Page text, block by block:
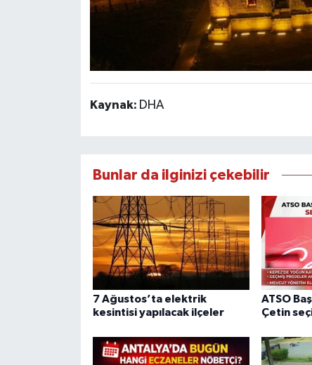
Kaynak: DHA
Bunlar da ilginizi çekebilir
7 Ağustos’ta elektrik
kesintisi yapılacak ilçeler
ATSO
Çetin